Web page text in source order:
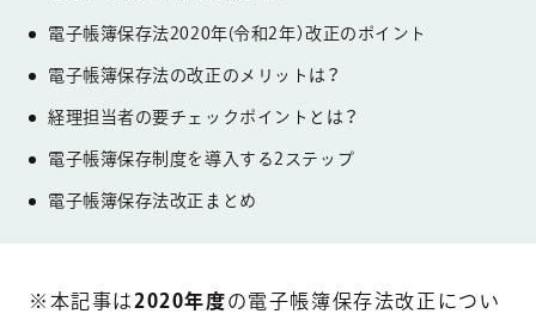
電子帳簿保存法2020年(令和2年）改正のポイント
電子帳簿保存法の改正のメリットは？
経理担当者の要チェックポイントとは？
電子帳簿保存制度を導入する2ステップ
電子帳簿保存法改正まとめ
※本記事は 2020年度の電子帳簿保存法改正につい